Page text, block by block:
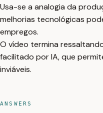
Usa-se a analogia da
melhorias tecnológicas
empregos.
O vídeo termina
facilitado por IA, que
inviáveis.
ANSWERS